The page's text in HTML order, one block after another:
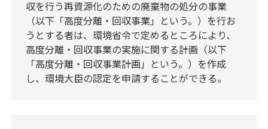
収を行う再資源化のための廃棄物の処分の事業
（以下「高度分離・回収事業」という。）を行お
うとする者は、環境省令で定めるところにより、
高度分離・回収事業の実施に関する計画（以下
「高度分離・回収事業計画」という。）を作成
し、環境大臣の認定を申請することができる。